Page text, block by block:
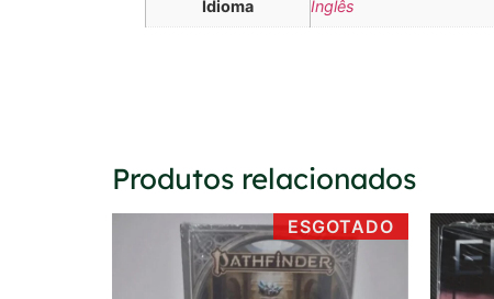
Idioma Inglês
Produtos relacionados
ESGOTADO